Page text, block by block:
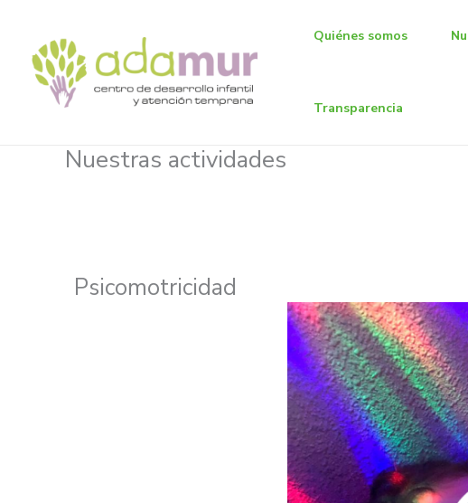
contenido
Quiénes somos
Transparencia
Nuestras actividades
Psicomotricidad